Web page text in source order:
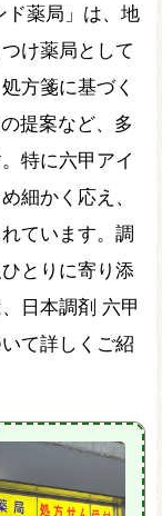
ド薬局」は、地
け薬局として
方箋に基づく
提案など、多
特に六甲アイ
細かく応え、
ています。調
とりに寄り添
日本調剤 六甲
て詳しくご紹